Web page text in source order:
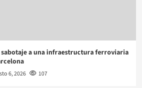
a una infraestructura ferroviaria
6, 2026 107